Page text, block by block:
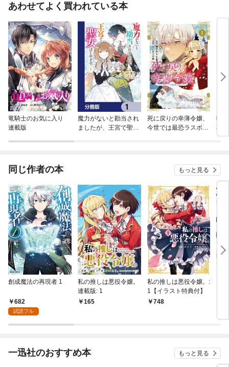
あわせてよく買われている本
竜騎士のお気に入り
連載版
魔力がないと勘当され
ましたが、王宮で聖女
死に戻りの幸薄令嬢、
今世では最恐ラスボス
暗
花
い
同じ作者の本 もっと見る
創成魔法の再現者 1
682
試読フル
私の推しは悪役令嬢。
連載版: 1
165
私の推しは悪役令嬢。:
1【イラスト特典付】
748
英
一迅社のおすすめ本 もっと見る